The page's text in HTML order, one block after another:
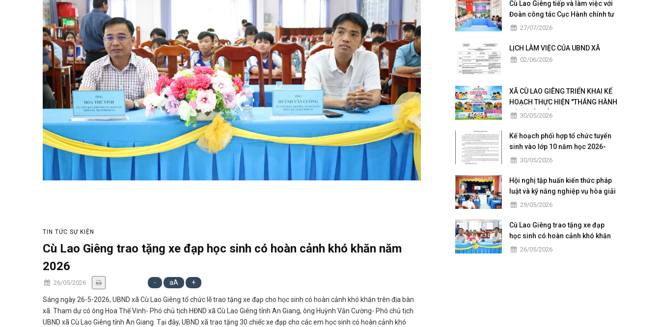
TIN TỨC SỰ KIỆN
Cù Lao Giêng trao tặng xe đạp học sinh có hoàn cảnh khó khăn năm
2026
26/05/2026 - aA +
Sáng ngày 26-5-2026, UBND xã Cù Lao Giêng tổ chức lễ trao tặng xe đạp cho học sinh có hoàn cảnh khó khăn trên địa bàn
xã. Tham dự có ông Hoa Thế Vinh- Phó chủ tịch HĐND xã Cù Lao Giêng tỉnh An Giang, ông Huỳnh Văn Cường- Phó chủ tịch
UBND xã Cù Lao Giêng tỉnh An Giang. Tại đây, UBND xã trao tặng 30 chiếc xe đạp cho các em học sinh có hoàn cảnh khó
Cù Lao Giêng tiếp và làm việc với
Đoàn công tác Cục Hành chính tư
pháp - Bộ Tư pháp khảo sát,
hành động quốc gia của Việt Nam
về đăng ký và thống kê hộ tịch giai
27/07/2026
LỊCH LÀM VIỆC CỦA UBND XÃ
02/06/2026
XÃ CÙ LAO GIÊNG TRIỂN KHAI KẾ
HOẠCH THỰC HIỆN "THÁNG HÀNH
ĐỘNG VÌ TRẺ EM" NĂM 2026
30/05/2026
Kế hoạch phối hợp tổ chức tuyển
sinh vào lớp 10 năm học 2026-
2027 và kỳ tốt nghiệp THPT năm
30/05/2026
Hội nghị tập huấn kiến thức pháp
luật và kỹ năng nghiệp vụ hòa giải
ở cơ sở năm 2026
29/05/2026
Cù Lao Giêng trao tặng xe đạp
học sinh có hoàn cảnh khó khăn
năm 2026
26/05/2026